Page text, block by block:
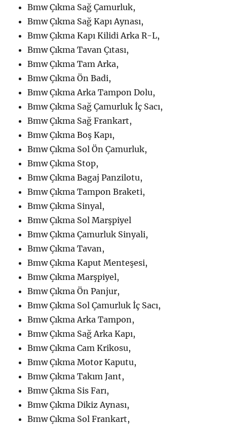
Bmw Çıkma Sağ Çamurluk,
Bmw Çıkma Sağ Kapı Aynası,
Bmw Çıkma Kapı Kilidi Arka R-L,
Bmw Çıkma Tavan Çıtası,
Bmw Çıkma Tam Arka,
Bmw Çıkma Ön Badi,
Bmw Çıkma Arka Tampon Dolu,
Bmw Çıkma Sağ Çamurluk İç Sacı,
Bmw Çıkma Sağ Frankart,
Bmw Çıkma Boş Kapı,
Bmw Çıkma Sol Ön Çamurluk,
Bmw Çıkma Stop,
Bmw Çıkma Bagaj Panzilotu,
Bmw Çıkma Tampon Braketi,
Bmw Çıkma Sinyal,
Bmw Çıkma Sol Marşpiyel
Bmw Çıkma Çamurluk Sinyali,
Bmw Çıkma Tavan,
Bmw Çıkma Kaput Menteşesi,
Bmw Çıkma Marşpiyel,
Bmw Çıkma Ön Panjur,
Bmw Çıkma Sol Çamurluk İç Sacı,
Bmw Çıkma Arka Tampon,
Bmw Çıkma Sağ Arka Kapı,
Bmw Çıkma Cam Krikosu,
Bmw Çıkma Motor Kaputu,
Bmw Çıkma Takım Jant,
Bmw Çıkma Sis Farı,
Bmw Çıkma Dikiz Aynası,
Bmw Çıkma Sol Frankart,